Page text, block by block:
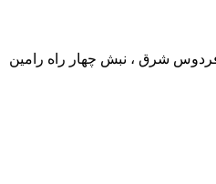
فردوس شرق ، نبش چهار راه رامین